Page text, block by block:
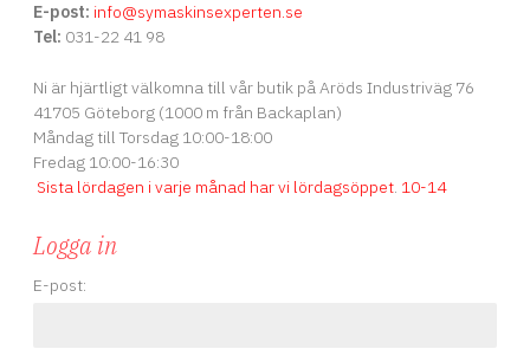
E-post: info@symaskinsexperten.se
Tel: 031-22 41 98
Ni är hjärtligt välkomna till vår butik på Aröds Industriväg 76
41705 Göteborg (1000 m från Backaplan)
Måndag till Torsdag 10:00-18:00
Fredag 10:00-16:30
Sista lördagen i varje månad har vi lördagsöppet. 10-14
Logga in
E-post: